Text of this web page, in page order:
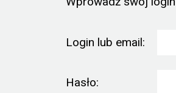
Login lub email:
Hasło: